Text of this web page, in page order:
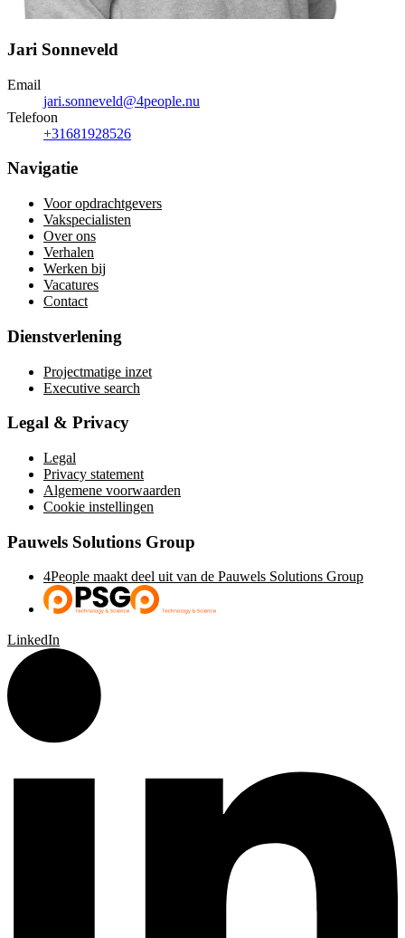
Jari Sonneveld
Email
jari.sonneveld@4people.nu
Telefoon
+31681928526
Navigatie
Voor opdrachtgevers
Vakspecialisten
Over ons
Verhalen
Werken bij
Vacatures
Contact
Dienstverlening
Projectmatige inzet
Executive search
Legal & Privacy
Legal
Privacy statement
Algemene voorwaarden
Cookie instellingen
Pauwels Solutions Group
4People maakt deel uit van de Pauwels Solutions Group
LinkedIn